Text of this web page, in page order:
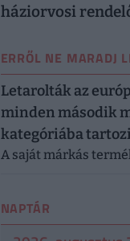
háziorvosi
ERRŐL NE MARADJ
Letarolták az
minden második
kategóriába
A saját márkás
NAPTÁR